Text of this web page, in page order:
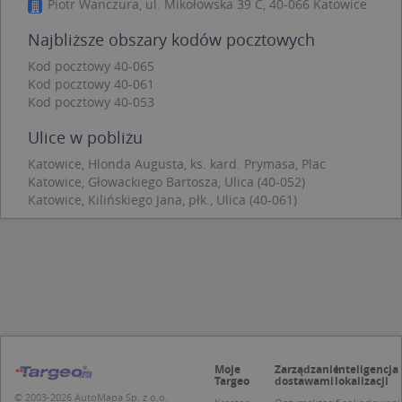
Piotr Wanczura, ul. Mikołowska 39 C, 40-066 Katowice
Najbliższe obszary kodów pocztowych
Kod pocztowy 40-065
Kod pocztowy 40-061
Kod pocztowy 40-053
Ulice w pobliżu
Katowice, Hlonda Augusta, ks. kard. Prymasa, Plac
Katowice, Głowackiego Bartosza, Ulica (40-052)
Katowice, Kilińskiego Jana, płk., Ulica (40-061)
© 2003-2026 AutoMapa Sp. z o.o.
Moje
Targeo
Zarządzanie
dostawami
Inteligencja
lokalizacji
Niezbędne Wydajność
Targetowanie
Funkcjonalność
Niesklasyfikowane
Niezbędne pliki cookie umożliwiają korzystanie z
podstawowych funkcji strony internetowej, takich
jak logowanie użytkownika i zarządzanie kontem.
Bez niezbędnych plików cookie nie można
Nazwa
Domena
przechowywania
APPSESSID .targeo.pl
CookieScriptConsent
CookieScript
1 rok 1 miesiąc